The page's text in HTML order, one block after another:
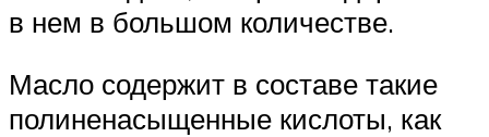
в нем в большом количестве.
Масло содержит в составе такие
полиненасыщенные кислоты, как